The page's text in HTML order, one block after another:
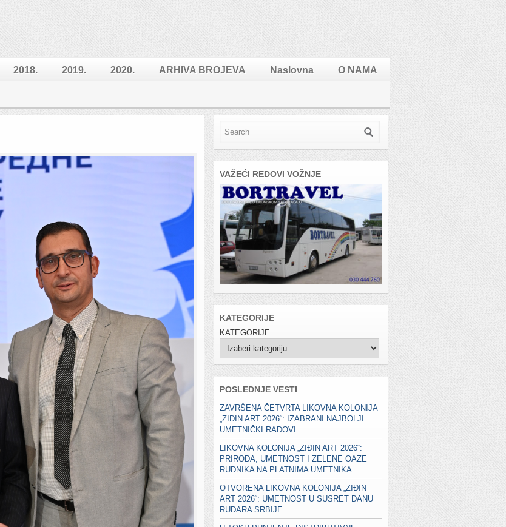
2018. 2019. 2020. ARHIVA BROJEVA Naslovna O NAMA
VAŽEĆI REDOVI VOŽNJE
KATEGORIJE
KATEGORIJE
POSLEDNJE VESTI
ZAVRŠENA ČETVRTA LIKOVNA KOLONIJA
„ZIĐIN ART 2026“: IZABRANI NAJBOLJI
UMETNIČKI RADOVI
LIKOVNA KOLONIJA „ZIĐIN ART 2026“:
PRIRODA, UMETNOST I ZELENE OAZE
RUDNIKA NA PLATNIMA UMETNIKA
OTVORENA LIKOVNA KOLONIJA „ZIĐIN
ART 2026“: UMETNOST U SUSRET DANU
RUDARA SRBIJE